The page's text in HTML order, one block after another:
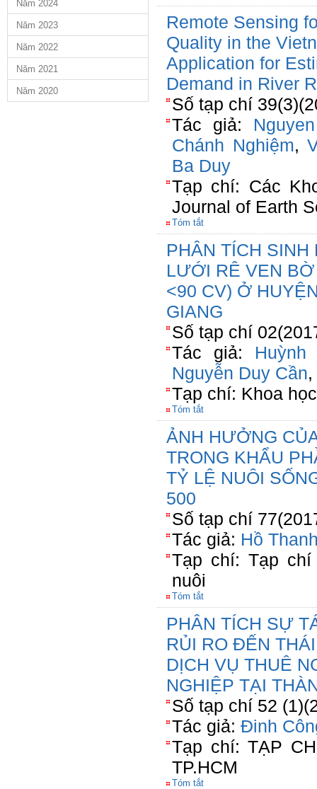
Năm 2024
Năm 2023
Năm 2022
Năm 2021
Năm 2020
Remote Sensing
Quality in the
Application for
Demand in River
Số tạp chí
Tác giả:
Chánh Nghiệm,
Ba Duy
Tạp chí: Các
Journal of Earth
Tóm tắt
PHÂN TÍCH SINH
LƯỚI RÊ VEN
<90 CV) Ở
GIANG
Số tạp chí
Tác giả:
Nguyễn Duy Cần,
Tạp chí: Khoa
Tóm tắt
ẢNH HƯỞNG
TRONG KHẨU
TỶ LỆ NUÔI
500
Số tạp chí
Tác giả: Hồ
Tạp chí: Tạp chí
nuôi
Tóm tắt
PHÂN TÍCH SỰ
RỦI RO ĐẾN
DỊCH VỤ THUÊ
NGHIỆP TẠI
Số tạp chí 52
Tác giả: Đinh
Tạp chí: TẠP
TP.HCM
Tóm tắt